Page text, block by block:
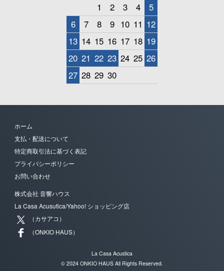
1
2 3 4
5
6
7 8 9 10 11 12
13 14 15 16 17 18 19
20 21 22 23 24 25 26
27 28 29 30
ホーム
支払・配送について
特定商取引法に基づく表記
プライバシーポリシー
お問い合わせ
株式会社 音響ハウス
La Casa Acusutica/Yahoo! ショッピング店
（カサアコ）
（ONKIO HAUS）
La Casa Acustica
© 2024 ONKIO HAUS All Rights Reserved.